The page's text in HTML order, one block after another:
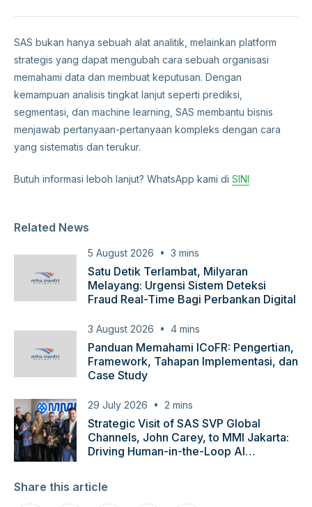
SAS bukan hanya sebuah alat analitik, melainkan platform
strategis yang dapat mengubah cara sebuah organisasi
memahami data dan membuat keputusan. Dengan
kemampuan analisis tingkat lanjut seperti prediksi,
segmentasi, dan machine learning, SAS membantu bisnis
menjawab pertanyaan-pertanyaan kompleks dengan cara
yang sistematis dan terukur.
Butuh informasi leboh lanjut? WhatsApp kami di SINI
Related News
5 August 2026 3 mins
Satu Detik Terlambat, Milyaran
Melayang: Urgensi Sistem Deteksi
Fraud Real-Time Bagi Perbankan Digital
3 August 2026 4 mins
Panduan Memahami ICoFR: Pengertian,
Framework, Tahapan Implementasi, dan
Case Study
29 July 2026 2 mins
Strategic Visit of SAS SVP Global
Channels, John Carey, to MMI Jakarta:
Driving Human-in-the-Loop AI
Share this article